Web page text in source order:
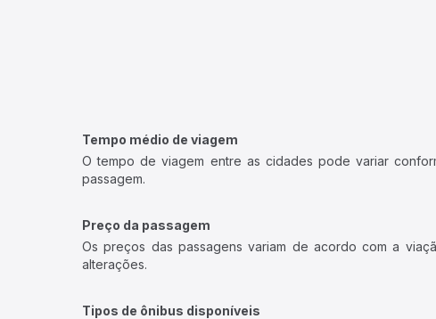
Tempo médio de viagem
O tempo de viagem entre as cidades pode variar
passagem.
Preço da passagem
Os preços das passagens variam de acordo com a
alterações.
Tipos de ônibus disponíveis